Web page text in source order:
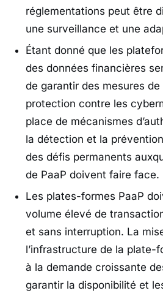
réglementations peut être
une surveillance et une
Étant donné que les
des données financières
de garantir des mesures
protection contre les
place de mécanismes
la détection et la
des défis permanents
de PaaP doivent faire face.
Les plates-formes PaaP
volume élevé de
et sans interruption. La
l’infrastructure de la plate-
à la demande croissante
garantir la disponibilité et